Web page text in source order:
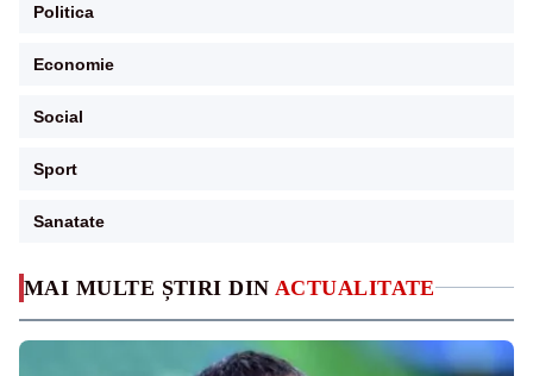
MAI MULTE ȘTIRI DIN ACTUALITATE
Politica
Economie
Social
Sport
Sanatate